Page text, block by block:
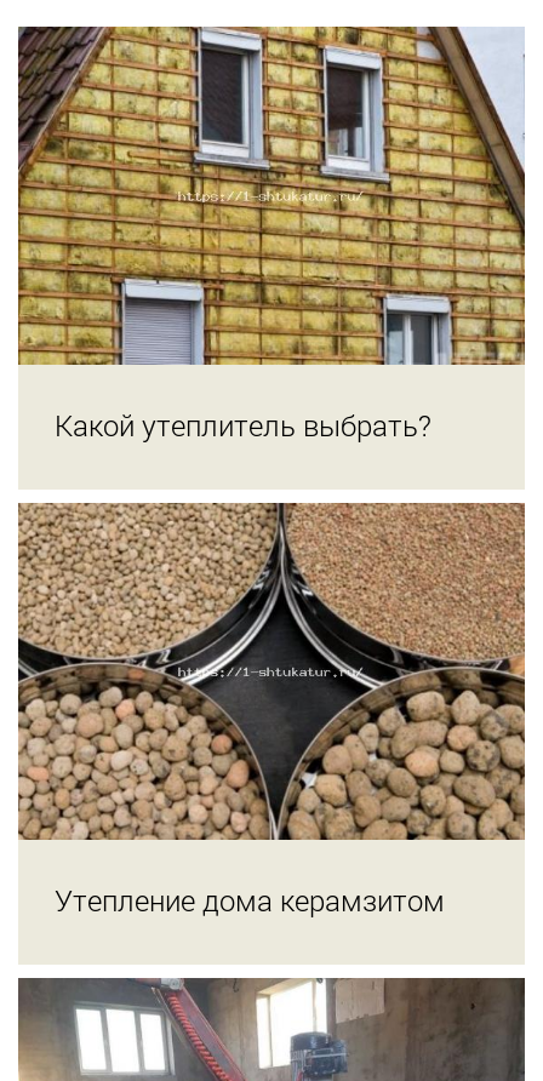
Какой утеплитель выбрать?
Утепление дома керамзитом